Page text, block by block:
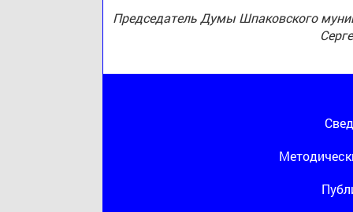
Председатель Думы Шпаковского